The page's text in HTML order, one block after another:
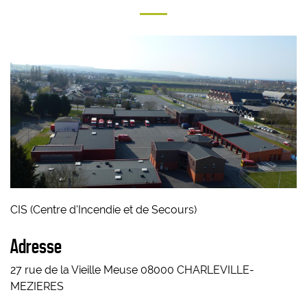
CIS (Centre d'Incendie et de Secours)
Adresse
27 rue de la Vieille Meuse 08000 CHARLEVILLE-
MEZIERES